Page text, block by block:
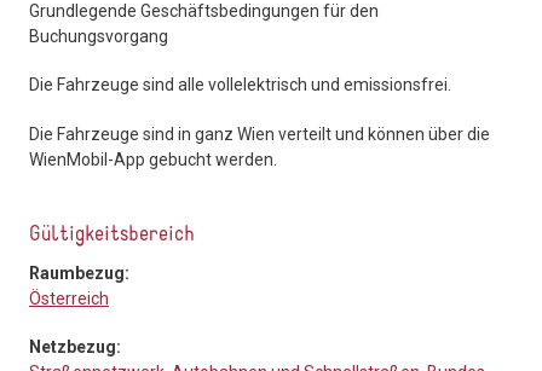
Grundlegende Geschäftsbedingungen für den
Buchungsvorgang
Die Fahrzeuge sind alle vollelektrisch und emissionsfrei.
Die Fahrzeuge sind in ganz Wien verteilt und können über die
WienMobil-App gebucht werden.
Gültigkeitsbereich
Raumbezug:
Österreich
Netzbezug: